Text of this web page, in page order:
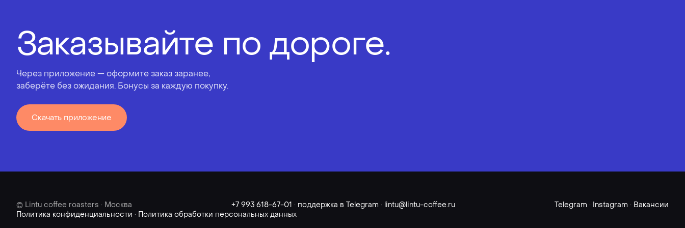
Заказывайте по дороге.
Через приложение — оформите заказ заранее,
заберёте без ожидания. Бонусы за каждую покупку.
Скачать приложение
© Lintu coffee roasters · Москва +7 993 618-67-01 · поддержка в Telegram · lintu@lintu-coffee.ru Telegram · Instagram · Вакансии
Политика конфиденциальности · Политика обработки персональных данных